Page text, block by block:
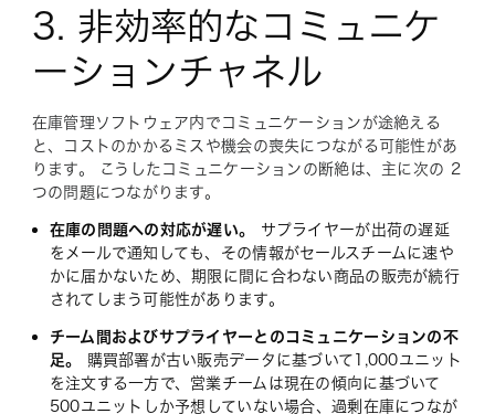
3. 非効率的なコミュニケ
ーションチャネル
在庫管理ソフトウェア内でコミュニケーションが途絶える
と、コストのかかるミスや機会の喪失につながる可能性があ
ります。 こうしたコミュニケーションの断絶は、主に次の 2
つの問題につながります。
在庫の問題への対応が遅い。
サプライヤーが出荷の遅延
をメールで通知しても、その情報がセールスチームに速や
かに届かないため、期限に間に合わない商品の販売が続行
されてしまう可能性があります。
チーム間およびサプライヤーとのコミュニケーションの不
足。
購買部署が古い販売データに基づいて1,000ユニット
を注文する一方で、営業チームは現在の傾向に基づいて
500ユニットしか予想していない場合、過剰在庫につなが